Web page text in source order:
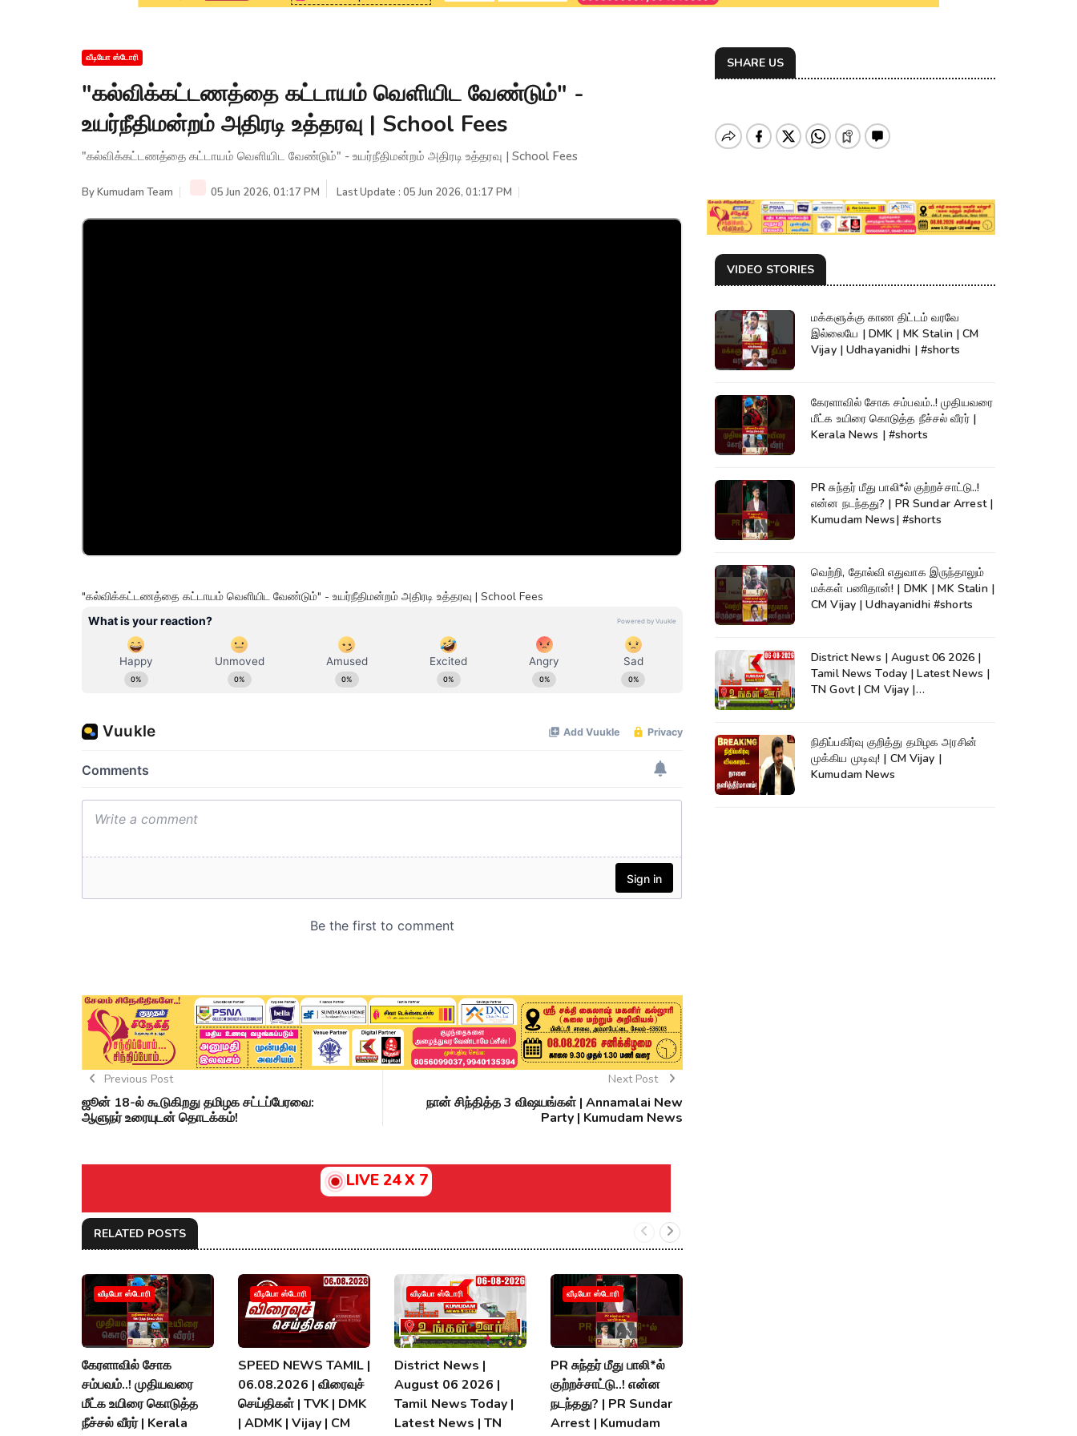
வீடியோ ஸ்டோரி
"கல்விக்கட்டணத்தை கட்டாயம் வெளியிட வேண்டும்" -
உயர்நீதிமன்றம் அதிரடி உத்தரவு | School Fees
"கல்விக்கட்டணத்தை கட்டாயம் வெளியிட வேண்டும்" - உயர்நீதிமன்றம் அதிரடி உத்தரவு | School Fees
ByKumudam Team 05 Jun 2026, 01:17 PM Last Update : 05 Jun 2026, 01:17 PM
"கல்விக்கட்டணத்தை கட்டாயம் வெளியிட வேண்டும்" - உயர்நீதிமன்றம் அதிரடி உத்தரவு | School Fees
Previous Post
ஜூன் 18-ல் கூடுகிறது தமிழக சட்டப்பேரவை:
ஆளுநர் உரையுடன் தொடக்கம்!
Next Post
நான் சிந்தித்த 3 விஷயங்கள் | Annamalai New
Party | Kumudam News
LIVE 24 X 7
RELATED POSTS
வீடியோ ஸ்டோரி
கேரளாவில் சோக
சம்பவம்..! முதியவரை
மீட்க உயிரை கொடுத்த
நீச்சல் வீரர் | Kerala
வீடியோ ஸ்டோரி
SPEED NEWS TAMIL |
06.08.2026 | விரைவுச்
செய்திகள் | TVK | DMK
| ADMK | Vijay | CM
வீடியோ ஸ்டோரி
District News |
August 06 2026 |
Tamil News Today |
Latest News | TN
வீடியோ ஸ்டோரி
PR சுந்தர் மீது பாலி*ல்
குற்றச்சாட்டு..! என்ன
நடந்தது? | PR Sundar
Arrest | Kumudam
SHARE US
VIDEO STORIES
மக்களுக்கு காண திட்டம் வரவே
இல்லையே | DMK | MK Stalin | CM
Vijay | Udhayanidhi | #shorts
கேரளாவில் சோக சம்பவம்..! முதியவரை
மீட்க உயிரை கொடுத்த நீச்சல் வீரர் |
Kerala News | #shorts
PR சுந்தர் மீது பாலி*ல் குற்றச்சாட்டு..!
என்ன நடந்தது? | PR Sundar Arrest |
Kumudam News| #shorts
வெற்றி, தோல்வி எதுவாக இருந்தாலும்
மக்கள் பணிதான்! | DMK | MK Stalin |
CM Vijay | Udhayanidhi #shorts
District News | August 06 2026 |
Tamil News Today | Latest News |
TN Govt | CM Vijay |
நிதிப்பகிர்வு குறித்து தமிழக அரசின்
முக்கிய முடிவு! | CM Vijay |
Kumudam News